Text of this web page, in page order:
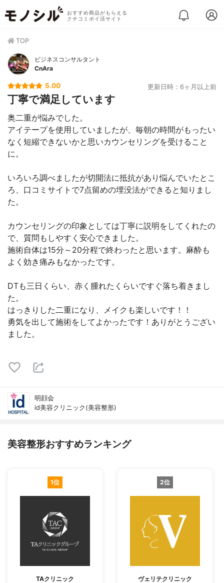
おすすめ商品がもらえる
クチコミポイ活サイト
TOP
ビジネスコンサルタント
CnAra
5.00 更新日時：6ヶ月以上前
丁寧で満足しています
奥二重が悩みでした。
アイテープを使用していましたが、毎朝の時間がもったい
なく短縮できないかと思いカウンセリングを受けること
に。
いろいろ調べましたが切開法に抵抗があり悩んでいたとこ
ろ、口コミサイトで7点留めの埋没法ができると知りまし
た。
カウンセリングの印象としては丁寧に説明をしてくれたの
で、質問もしやすく安心できました。
施術自体は15分～20分程で終わったと思います。麻酔も
よく効き痛みもなかったです。
DTも三日くらい、赤く腫れたくらいですぐ落ち着きまし
た。
はっきりした二重になり、メイクも楽しいです！！
勇気を出して施術をしてよかったです！ありがとうござい
ました。
明顔会
id美容クリニック(美容整形)
美容整形おすすめランキング
1位
TAクリニック
2位
ヴェリテクリニック